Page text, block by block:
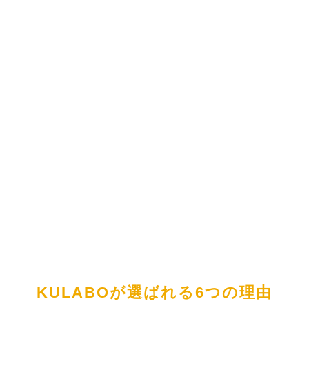
KULABOが選ばれる6つの理由